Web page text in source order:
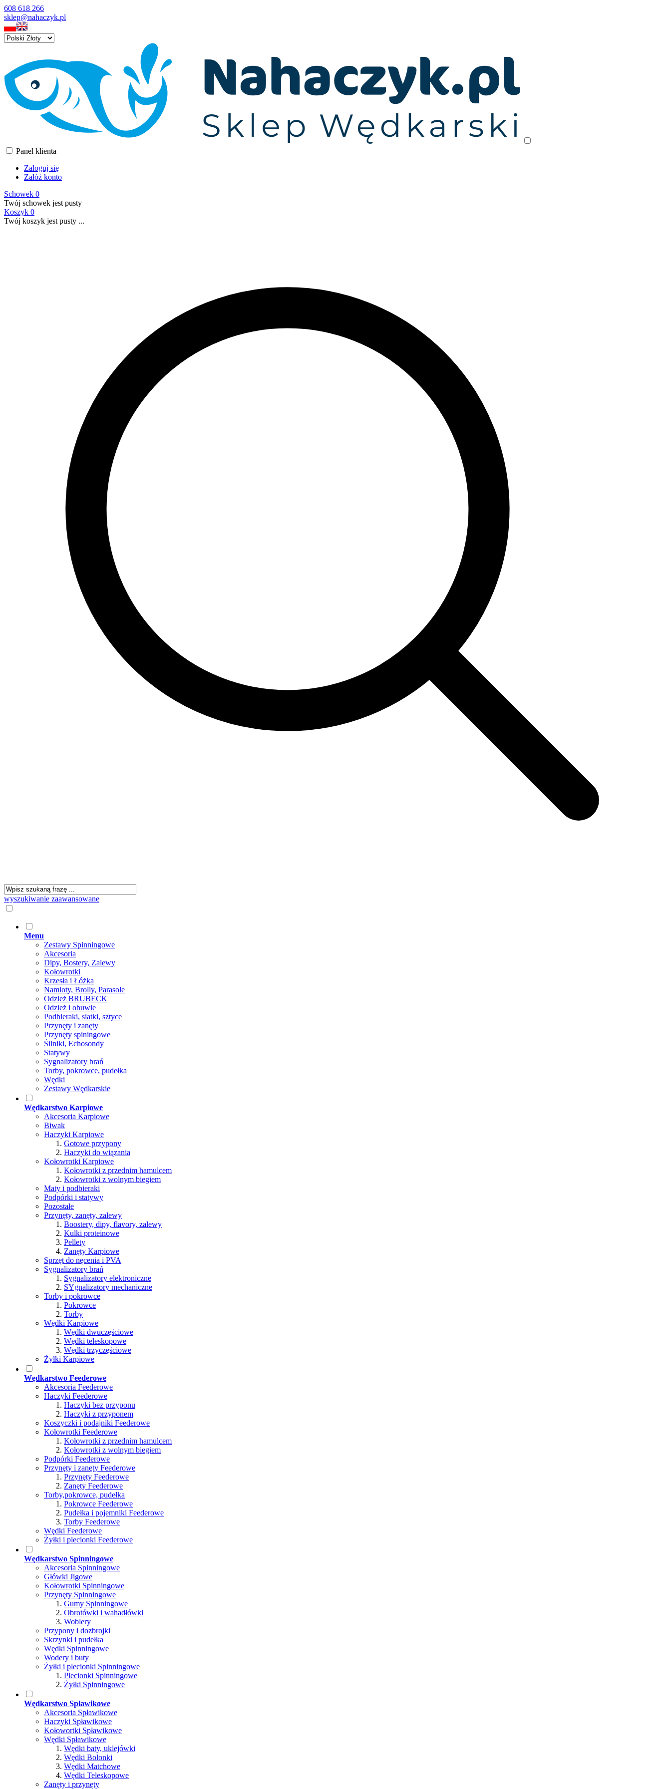
608 618 266
sklep@nahaczyk.pl
Panel klienta
Zaloguj się
Załóż konto
Schowek 0
Twój schowek jest pusty
Koszyk 0
Twój koszyk jest pusty ...
wyszukiwanie zaawansowane
Menu
Zestawy Spinningowe
Akcesoria
Dipy, Bostery, Zalewy
Kołowrotki
Krzesła i Łóżka
Namioty, Brolly, Parasole
Odzież BRUBECK
Odzież i obuwie
Podbieraki, siatki, sztyce
Przynęty i zanęty
Przynęty spiningowe
Śilniki, Echosondy
Statywy
Sygnalizatory brań
Torby, pokrowce, pudełka
Wędki
Zestawy Wędkarskie
Wędkarstwo Karpiowe
Akcesoria Karpiowe
Biwak
Haczyki Karpiowe
Gotowe przypony
Haczyki do wiązania
Kołowrotki Karpiowe
Kołowrotki z przednim hamulcem
Kołowrotki z wolnym biegiem
Maty i podbieraki
Podpórki i statywy
Pozostałe
Przynęty, zanęty, zalewy
Boostery, dipy, flavory, zalewy
Kulki proteinowe
Pellety
Zanęty Karpiowe
Sprzęt do nęcenia i PVA
Sygnalizatory brań
Sygnalizatory elektroniczne
SYgnalizatory mechaniczne
Torby i pokrowce
Pokrowce
Torby
Wędki Karpiowe
Wędki dwuczęściowe
Wędki teleskopowe
Wędki trzyczęściowe
Żyłki Karpiowe
Wędkarstwo Feederowe
Akcesoria Feederowe
Haczyki Feederowe
Haczyki bez przyponu
Haczyki z przyponem
Koszyczki i podajniki Feederowe
Kołowrotki Feederowe
Kołowrotki z przednim hamulcem
Kołowrotki z wolnym biegiem
Podpórki Feederowe
Przynęty i zanęty Feederowe
Przynęty Feederowe
Zanęty Feederowe
Torby,pokrowce, pudełka
Pokrowce Feederowe
Pudełka i pojemniki Feederowe
Torby Feederowe
Wędki Feederowe
Żyłki i plecionki Feederowe
Wędkarstwo Spinningowe
Akcesoria Spinningowe
Główki Jigowe
Kołowrotki Spinningowe
Przynęty Spinningowe
Gumy Spinningowe
Obrotówki i wahadłówki
Woblery
Przypony i dozbrojki
Skrzynki i pudełka
Wędki Spinningowe
Wodery i buty
Żyłki i plecionki Spinningowe
Plecionki Spinningowe
Żyłki Spinningowe
Wędkarstwo Spławikowe
Akcesoria Spławikowe
Haczyki Spławikowe
Kołowortki Spławikowe
Wędki Spławikowe
Wędki baty, uklejówki
Wędki Bolonki
Wędki Matchowe
Wędki Teleskopowe
Zanęty i przynęty